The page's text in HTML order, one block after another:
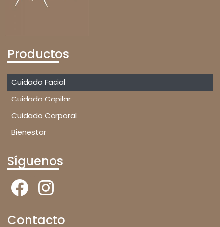
Productos
Cuidado Facial
Cuidado Capilar
Cuidado Corporal
Bienestar
Síguenos
Contacto